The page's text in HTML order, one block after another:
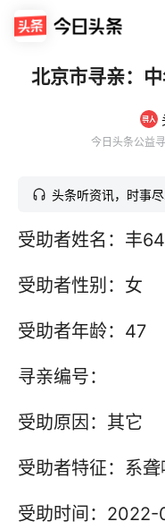
北京市寻亲：
今日头条公益
头条听资讯，时事
受助者姓名：丰
受助者性别：女
受助者年龄：47
寻亲编号：
受助原因：其它
受助者特征：系聋
受助时间：